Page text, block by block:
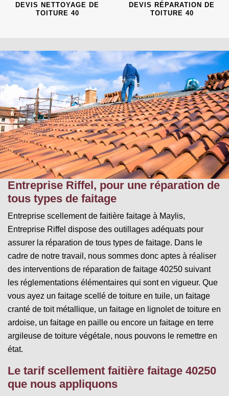
DEVIS NETTOYAGE DE
TOITURE 40
DEVIS RÉPARATION DE
TOITURE 40
Entreprise Riffel, pour une réparation de
tous types de faitage
Entreprise scellement de faitière faitage à Maylis,
Entreprise Riffel dispose des outillages adéquats pour
assurer la réparation de tous types de faitage. Dans le
cadre de notre travail, nous sommes donc aptes à réaliser
des interventions de réparation de faitage 40250 suivant
les réglementations élémentaires qui sont en vigueur. Que
vous ayez un faitage scellé de toiture en tuile, un faitage
cranté de toit métallique, un faitage en lignolet de toiture en
ardoise, un faitage en paille ou encore un faitage en terre
argileuse de toiture végétale, nous pouvons le remettre en
état.
Le tarif scellement faitière faitage 40250
que nous appliquons